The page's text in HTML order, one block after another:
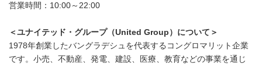
営業時間：10:00～22:00
＜ユナイテッド・グループ（United Group）について＞
1978年創業したバングラデシュを代表するコングロマリット企業
です。小売、不動産、発電、建設、医療、教育などの事業を通じ